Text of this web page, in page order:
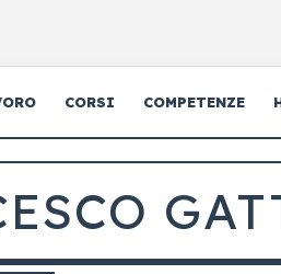
CORSI COMPETENZE